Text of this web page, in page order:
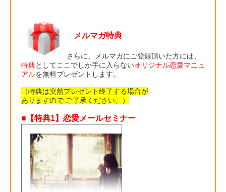
メルマガ特典
さらに、メルマガにご登録頂いた方には、
特典としてここでしか手に入らないオリジナル恋愛マニュ
アルを無料プレゼントします。
（特典は突然プレゼント終了する場合が
ありますので ご了承ください。）
■【特典1】恋愛メールセミナー